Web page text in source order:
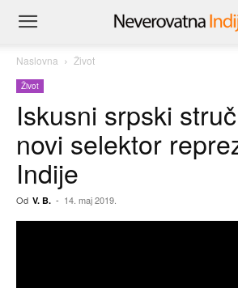
Naslovna Život
Život
Iskusni srpski
novi selektor
Indije
Od V. B. - 14. maj 2019.